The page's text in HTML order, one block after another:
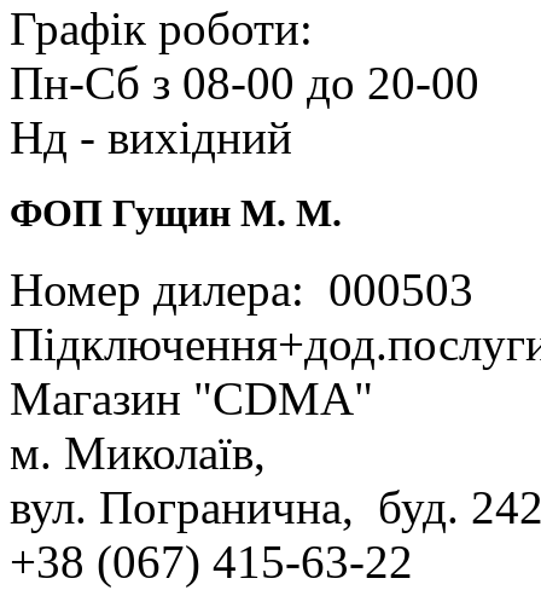
Графік роботи:
Пн‑Сб з 08‑00 до 20‑00
Нд ‑ вихідний
ФОП Гущин М. М.
Номер дилера: 000503
Магазин "CDMA"
м. Миколаїв,
вул. Погранична, буд.
+38 (067) 415‑63‑22